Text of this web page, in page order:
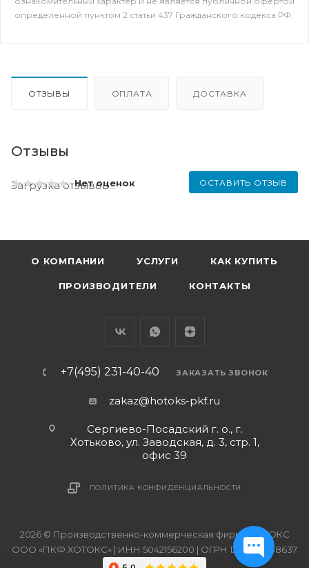
определенной пунктом 2 статьи 437 Гражданского кодекса РФ.
ОТЗЫВЫ ОПЛАТА ДОСТАВКА
Отзывы
Нет оценок ОСТАВИТЬ ОТЗЫВ
Загрузка отзывов...
О КОМПАНИИ УСЛУГИ КАК КУПИТЬ
ПРОИЗВОДИТЕЛИ КОНТАКТЫ
+7(495) 231-40-40 ЗАКАЗАТЬ ЗВОНОК
zakaz@hotoks-pkf.ru
Сергиево-Посадский г. о., г.
Хотьково, ул. Заводская, д. 3, стр. 1,
офис 39
ПОЛИТИКА КОНФИДЕНЦИАЛЬНОСТИ
2026 © Производственно-коммерческая фирма ХОТОКС
ООО «ПКФ ХОТОКС» | ИНН 5042156200 | ОГРН 1215000038637